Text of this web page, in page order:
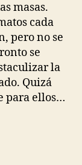
masas.
cada
pero no se
se
la
Quizá
para ellos…